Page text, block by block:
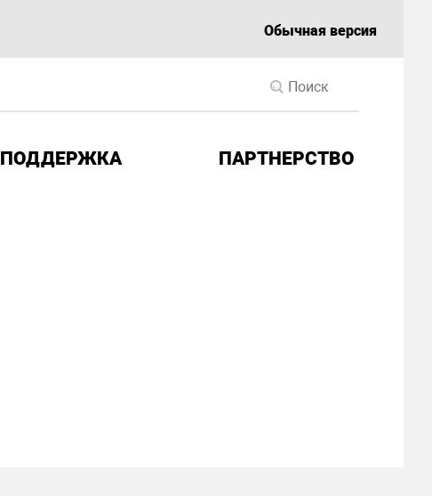
Обычная версия
ПОДДЕРЖКА ПАРТНЕРСТВО